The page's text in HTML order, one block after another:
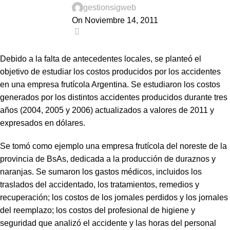
gestionsigweb
On Noviembre 14, 2011
Debido a la falta de antecedentes locales, se planteó el
objetivo de estudiar los costos producidos por los accidentes
en una empresa frutícola Argentina. Se estudiaron los costos
generados por los distintos accidentes producidos durante tres
años (2004, 2005 y 2006) actualizados a valores de 2011 y
expresados en dólares.
Se tomó como ejemplo una empresa frutícola del noreste de la
provincia de BsAs, dedicada a la producción de duraznos y
naranjas. Se sumaron los gastos médicos, incluidos los
traslados del accidentado, los tratamientos, remedios y
recuperación; los costos de los jornales perdidos y los jornales
del reemplazo; los costos del profesional de higiene y
seguridad que analizó el accidente y las horas del personal